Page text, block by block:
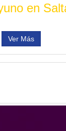
en
Ver Más